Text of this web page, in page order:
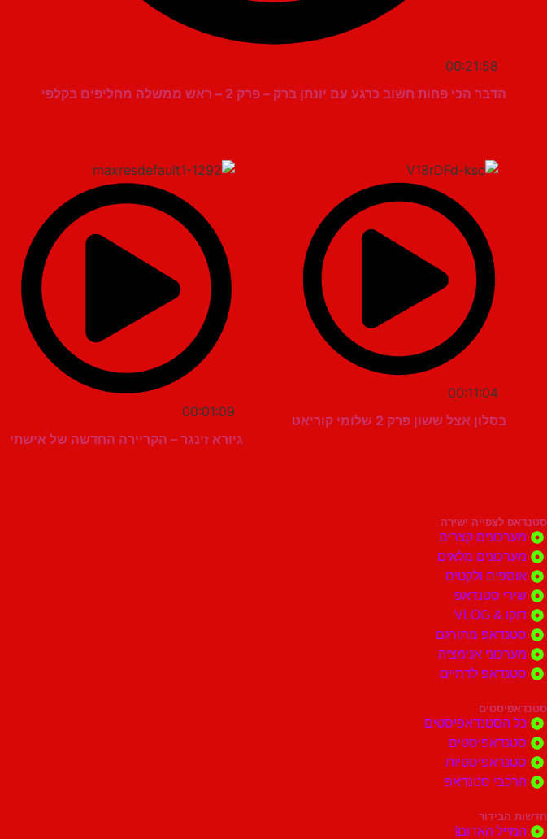
00:21:58
הדבר הכי פחות חשוב כרגע עם יונתן ברק – פרק 2 – ראש ממשלה מחליפים בקלפי
00:11:04
בסלון אצל ששון פרק 2 שלומי קוריאט
00:01:09
גיורא זינגר – הקריירה החדשה של אישתי
סטנדאפ לצפייה ישירה
מערכונים קצרים
מערכונים מלאים
אוספים ולקטים
שירי סטנדאפ
דוקו & VLOG
סטנדאפ מתורגם
מערכוני אנימציה
סטנדאפ לדתיים
סטנדאפיסטים
כל הסטנדאפיסטים
סטנדאפיסטים
סטנדאפיסטיות
הרכבי סטנדאפ
חדשות הבידור
המייל האדום!